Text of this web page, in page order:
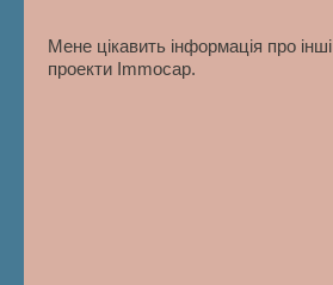
Мене цікавить інформація про інші
проекти Immocap.